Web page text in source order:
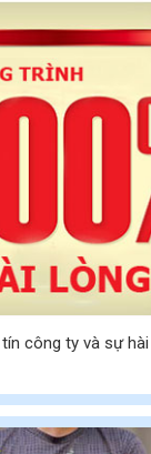
công ty và sự